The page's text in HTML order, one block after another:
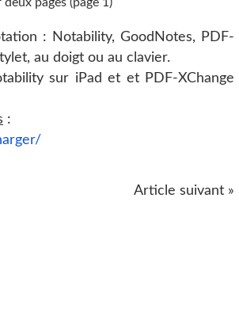
: Notability, GoodNotes, PDF-
au doigt ou au clavier.
sur iPad et et PDF-XChange
:
Article suivant »